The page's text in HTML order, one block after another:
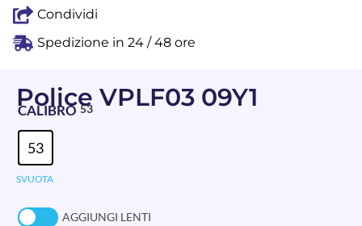
Condividi
Spedizione in 24 / 48 ore
Police VPLF03 09Y1
CALIBRO 53
53
SVUOTA
AGGIUNGI LENTI